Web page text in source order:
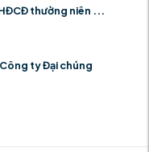
thường niên ...
ty Đại chúng